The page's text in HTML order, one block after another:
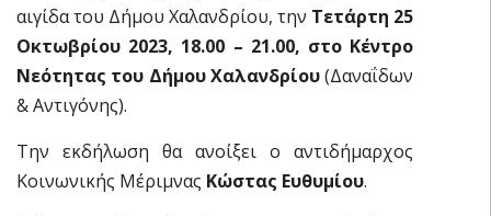
αιγίδα του Δήμου Χαλανδρίου, την Τετάρτη 25
Οκτωβρίου 2023, 18.00 – 21.00, στο Κέντρο
Νεότητας του Δήμου Χαλανδρίου(Δαναΐδων
& Αντιγόνης).
Την εκδήλωση θα ανοίξει ο αντιδήμαρχος
Κοινωνικής Μέριμνας Κώστας Ευθυμίου.